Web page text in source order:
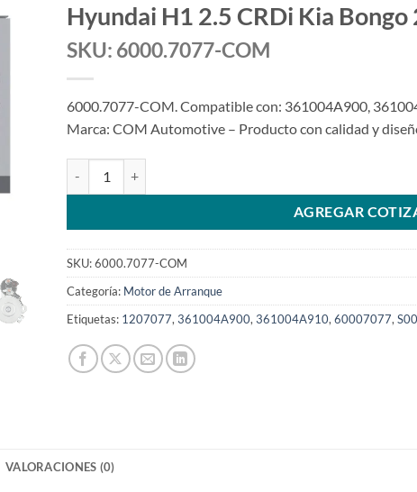
Hyundai H1 2.5 CRDi Kia Bongo
SKU: 6000.7077-COM
6000.7077-COM. Compatible con: 361004A900,
Marca: COM Automotive – Producto con calidad y
AGREGAR
SKU:6000.7077-COM
Categoría: Motor de Arranque
Etiquetas: 1207077, 361004A900, 361004A910, 60007077,
VALORACIONES (0)